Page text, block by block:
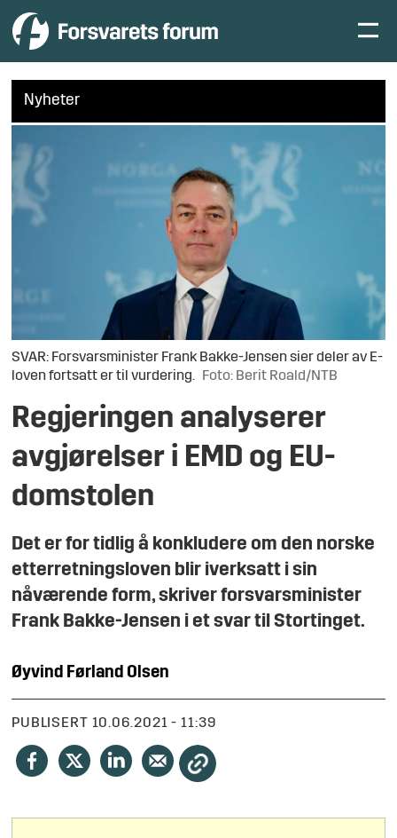
Nyheter
SVAR: Forsvarsminister Frank Bakke-Jensen sier deler av E-
loven fortsatt er til vurdering.
Foto: Berit Roald/NTB
Regjeringen analyserer
avgjørelser i EMD og EU-
domstolen
Det er for tidlig å konkludere om den norske
etterretningsloven blir iverksatt i sin
nåværende form, skriver forsvarsminister
Frank Bakke-Jensen i et svar til Stortinget.
Øyvind Førland Olsen
PUBLISERT 10.06.2021 - 11:39